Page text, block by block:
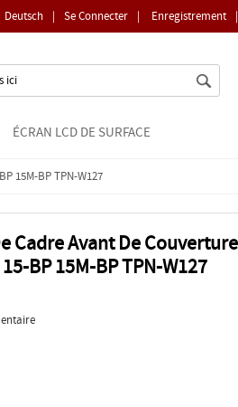
Se Connecter | Enregistrement |
Deutsch |
ÉCRAN LCD DE SURFACE
15M-BP TPN-W127
Cadre Avant De Couverture
BP 15M-BP TPN-W127